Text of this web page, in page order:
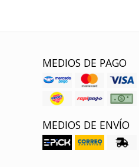
MEDIOS DE PAGO
MEDIOS DE ENVÍO